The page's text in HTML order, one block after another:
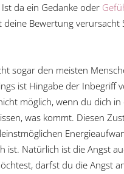
da ein Gedanke oder
Bewertung
sogar den meisten
ist Hingabe der Inbegriff
möglich, wenn du dich
was kommt. Diesen
ist. Natürlich ist die Angst
darfst du die Angst